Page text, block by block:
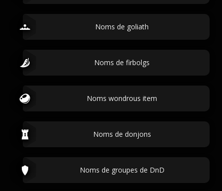
Noms de goliath
Noms de firbolgs
Noms wondrous item
Noms de donjons
Noms de groupes de DnD